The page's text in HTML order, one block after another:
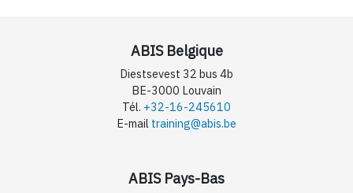
ABIS Belgique
Diestsevest 32 bus 4b
BE-3000 Louvain
Tél. +32-16-245610
E-mail training@abis.be
ABIS Pays-Bas